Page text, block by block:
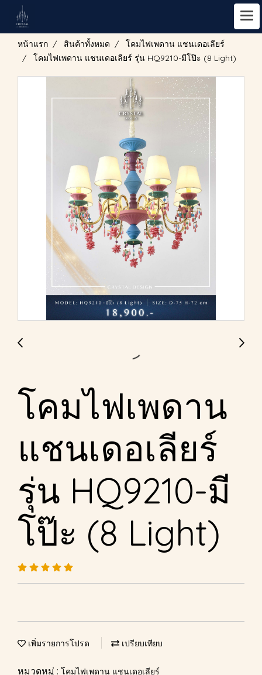
หน้าแรก สินค้าทั้งหมด
โคมไฟเพดาน แชนเดอเลียร์
โคมไฟเพดาน แชนเดอเลียร์ รุ่น HQ9210-มีโป๊ะ (8 Light)
โคมไฟเพดาน
แชนเดอเลียร์
รุ่น HQ9210-มี
โป๊ะ (8 Light)
เพิ่มรายการโปรด เปรียบเทียบ
หมวดหมู่ : โคมไฟเพดาน แชนเดอเลียร์